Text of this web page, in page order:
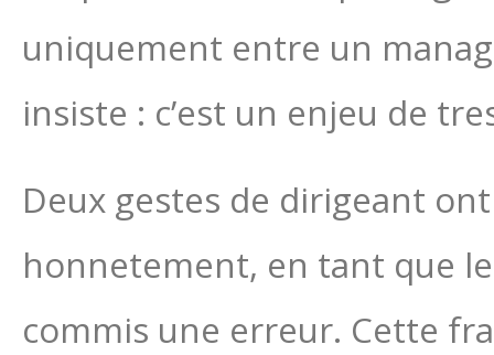
uniquement entre un
insiste : c’est un enjeu de
Deux gestes de dirigeant
honnetement, en tant que
commis une erreur. Cette